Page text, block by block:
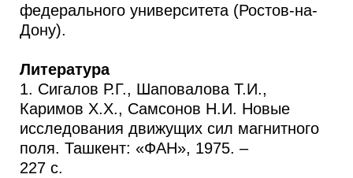
федерального университета (Ростов-на-
Дону).
Литература
1. Сигалов Р.Г., Шаповалова Т.И.,
Каримов Х.Х., Самсонов Н.И. Новые
исследования движущих сил магнитного
поля. Ташкент: «ФАН», 1975. –
227 с.